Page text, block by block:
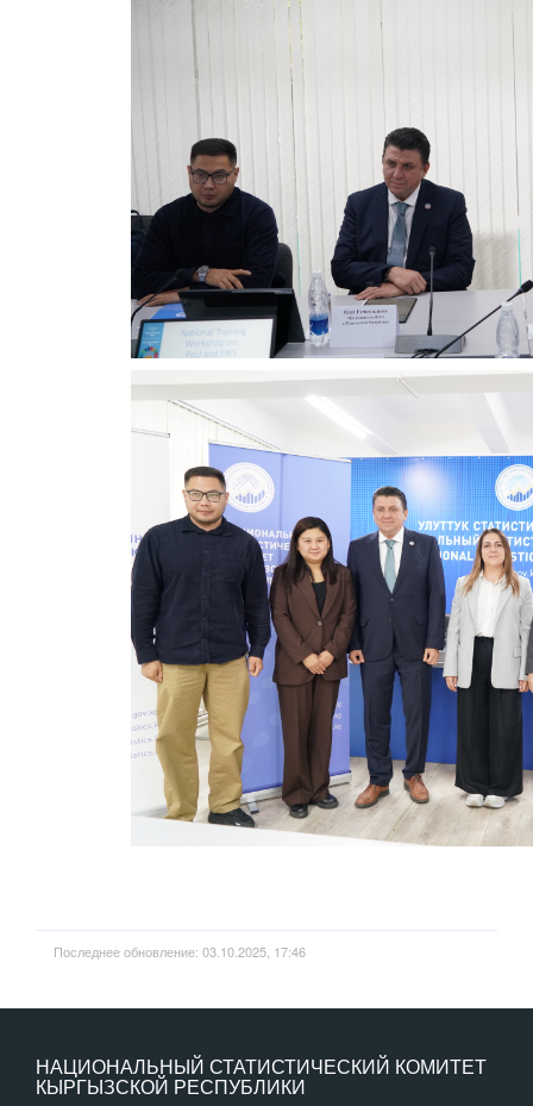
Последнее обновление: 03.10.2025, 17:46
НАЦИОНАЛЬНЫЙ СТАТИСТИЧЕСКИЙ КОМИТЕТ
КЫРГЫЗСКОЙ РЕСПУБЛИКИ